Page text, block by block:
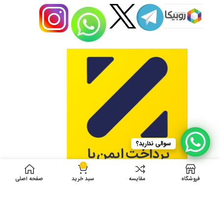
سوالی ندارید؟
فروشگاه مقایسه
0
سبد خرید صفحه اصلی